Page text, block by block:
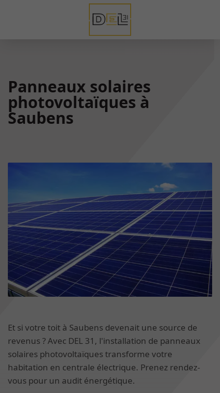
Panneaux solaires
photovoltaïques à
Saubens
Et si votre toit à Saubens devenait une source de
revenus ? Avec DEL 31, l'installation de panneaux
solaires photovoltaïques transforme votre
habitation en centrale électrique. Prenez rendez-
vous pour un audit énergétique.